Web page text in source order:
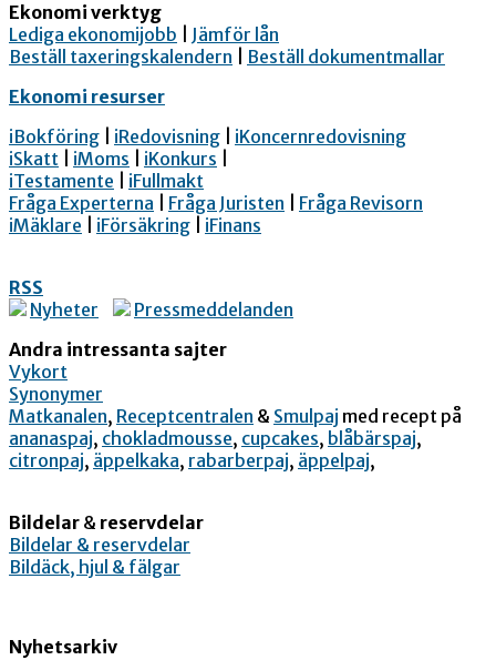
Ekonomi verktyg
Lediga ekonomijobb
Jämför lån
Beställ taxeringskalendern
Beställ dokumentmallar
Ekonomi resurser
iBokföring
iRedovisning
iKoncernredovisning
iSkatt
iMoms iKonkurs
iTestamente
iFullmakt
Fråga Experterna
Fråga Juristen
Fråga Revisorn
iMäklare
iFörsäkring iFinans
RSS
Nyheter
Pressmeddelanden
Andra intressanta sajter
Vykort
Synonymer
Matkanalen, Receptcentralen & Smulpaj med recept på
ananaspaj, chokladmousse, cupcakes, blåbärspaj,
citronpaj, äppelkaka, rabarberpaj, äppelpaj,
Bildelar & reservdelar
Bildelar & reservdelar
Bildäck, hjul & fälgar
Nyhetsarkiv